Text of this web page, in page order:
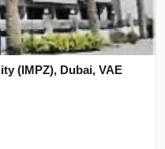
(IMPZ), Dubai, VAE